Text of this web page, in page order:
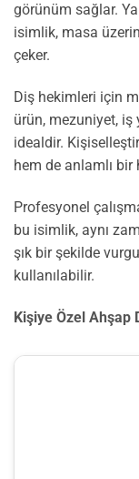
görünüm sağlar.
isimlik, masa
çeker.
Diş hekimleri için
ürün, mezuniyet,
idealdir.
hem de anlamlı bir
Profesyonel
bu isimlik, aynı
şık bir şekilde
kullanılabilir.
Kişiye Özel Ahşap